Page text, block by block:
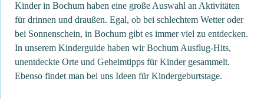
Kinder in Bochum haben eine große Auswahl an Aktivitäten
für drinnen und draußen. Egal, ob bei schlechtem Wetter oder
bei Sonnenschein, in Bochum gibt es immer viel zu entdecken.
In unserem Kinderguide haben wir Bochum Ausflug-Hits,
unentdeckte Orte und Geheimtipps für Kinder gesammelt.
Ebenso findet man bei uns Ideen für Kindergeburtstage.